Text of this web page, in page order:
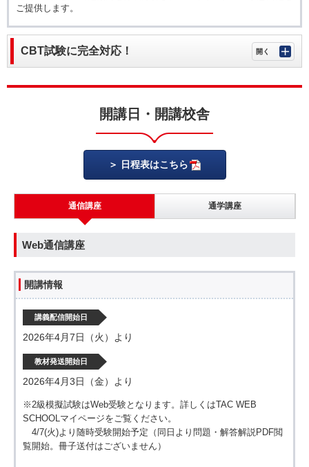
ご提供します。
CBT試験に完全対応！
開講日・開講校舎
日程表はこちら
通信講座 通学講座
Web通信講座
開講情報
講義配信開始日
2026年4月7日（火）より
教材発送開始日
2026年4月3日（金）より
※2級模擬試験はWeb受験となります。詳しくはTAC WEB
SCHOOLマイページをご覧ください。
4/7(火)より随時受験開始予定（ 同日より問題・解答解説PDF閲
覧開始。冊子送付はございません）